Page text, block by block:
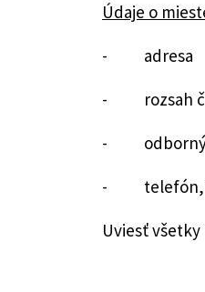
Údaje o
- adresa
- rozsah
- odborný
- telefón,
Uviesť